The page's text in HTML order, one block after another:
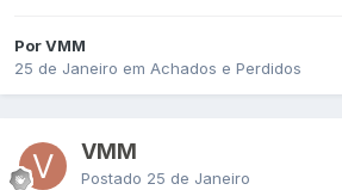
Por VMM
25 de Janeiro em Achados e Perdidos
VMM
Postado 25 de Janeiro